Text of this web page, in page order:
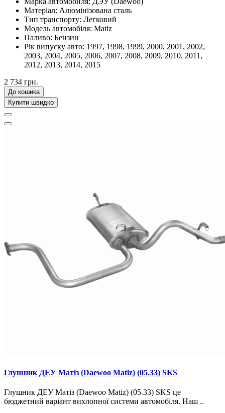
Матеріал: Алюмінізована сталь
Тип транспорту: Легковий
Модель автомобіля: Matiz
Паливо: Бензин
Рік випуску авто: 1997, 1998, 1999, 2000, 2001, 2002,
2003, 2004, 2005, 2006, 2007, 2008, 2009, 2010, 2011,
2012, 2013, 2014, 2015
2 734 грн.
До кошика
Купити швидко
Глушник ДЕУ Матіз (Daewoo Matiz) (05.33) SKS
Глушник ДЕУ Матіз (Daewoo Matiz) (05.33) SKS це
бюджетний варіант вихлопної системи автомобіля. Наш ..